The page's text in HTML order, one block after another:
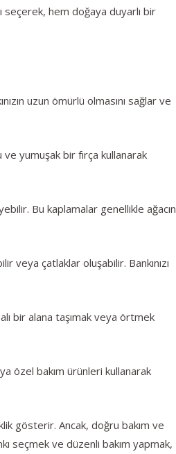
seçerek, hem doğaya duyarlı bir
uzun ömürlü olmasını sağlar ve
yumuşak bir fırça kullanarak
Bu kaplamalar genellikle ağacın
veya çatlaklar oluşabilir. Bankınızı
bir alana taşımak veya örtmek
özel bakım ürünleri kullanarak
gösterir. Ancak, doğru bakım ve
seçmek ve düzenli bakım yapmak,